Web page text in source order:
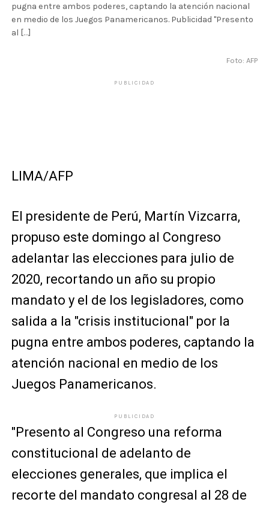
pugna entre ambos poderes, captando la atención nacional
en medio de los Juegos Panamericanos. Publicidad "Presento
al […]
Foto: AFP
PUBLICIDAD
LIMA/AFP
El presidente de Perú, Martín Vizcarra,
propuso este domingo al Congreso
adelantar las elecciones para julio de
2020, recortando un año su propio
mandato y el de los legisladores, como
salida a la "crisis institucional" por la
pugna entre ambos poderes, captando la
atención nacional en medio de los
Juegos Panamericanos.
PUBLICIDAD
"Presento al Congreso una reforma
constitucional de adelanto de
elecciones generales, que implica el
recorte del mandato congresal al 28 de